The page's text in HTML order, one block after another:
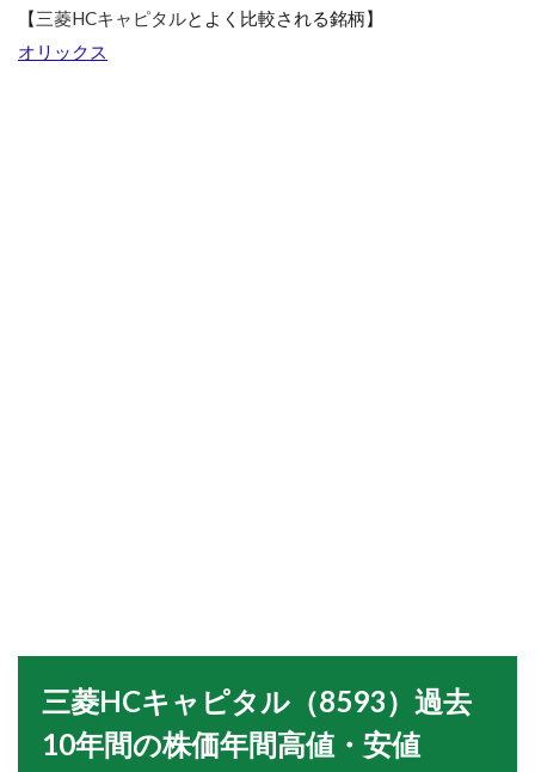
【三菱HCキャピタルとよく比較される銘柄】
オリックス
三菱HCキャピタル （8593） 過去
10年間の株価年間高値・安値